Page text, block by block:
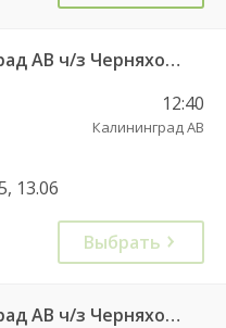
580 Гусев КДП — Калининград АВ ч/з Черняховск АС
12:40
Калининград АВ
13.06
Выбрать
580 Гусев КДП — Калининград АВ ч/з Черняховск АС